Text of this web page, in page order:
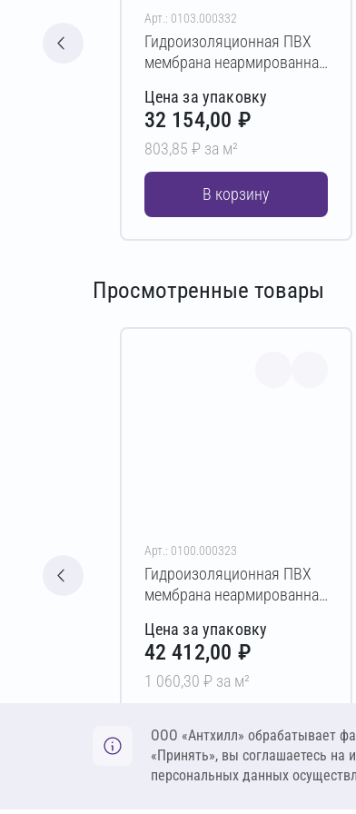
Арт.: 0103.000332
Гидроизоляционная ПВХ
мембрана неармированная
1,5х2000х20000 мм
Цена за упаковку
32 154,00 ₽
803,85 ₽ за м²
В корзину
Просмотренные товары
Арт.: 0100.000323
Гидроизоляционная ПВХ
мембрана неармированная
1,5x2000x20000 мм
Цена за упаковку
42 412,00 ₽
1 060,30 ₽ за м²
В корзину
ООО «Антхилл» обрабатывает
«Принять», вы соглашаетесь на
персональных данных